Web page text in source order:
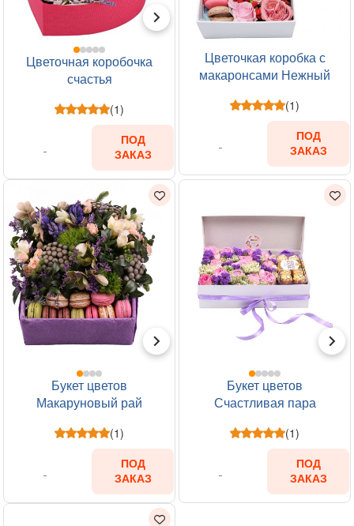
Цветочная коробочка
счастья
(1)
ПОД
ЗАКАЗ
Цветочкая коробка с
макаронсами Нежный
(1)
ПОД
ЗАКАЗ
Букет цветов
Макаруновый рай
(1)
ПОД
ЗАКАЗ
Букет цветов
Счастливая пара
(1)
ПОД
ЗАКАЗ